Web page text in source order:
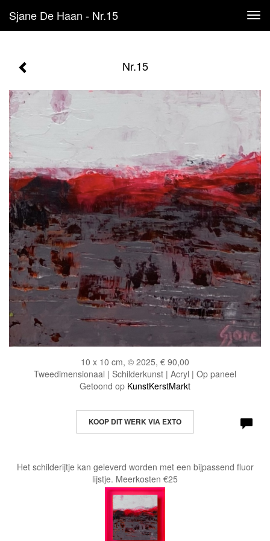
Sjane De Haan - Nr.15
Nr.15
10 x 10 cm, © 2025, € 90,00
Tweedimensionaal | Schilderkunst | Acryl | Op paneel
Getoond op KunstKerstMarkt
KOOP DIT WERK VIA EXTO
Het schilderijtje kan geleverd worden met een bijpassend fluor
lijstje. Meerkosten €25